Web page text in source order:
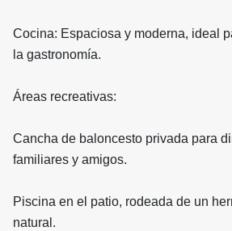
Cocina: Espaciosa y moderna, ideal
la gastronomía.
Áreas recreativas:
Cancha de baloncesto privada para
familiares y amigos.
Piscina en el patio, rodeada de un
natural.